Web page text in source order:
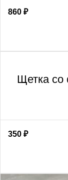
860 ₽
Щетка со
350 ₽